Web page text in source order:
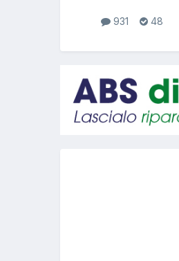
931 48